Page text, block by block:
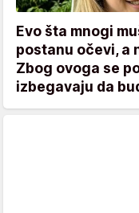
Evo šta mnogi
postanu očevi, a
Zbog ovoga se
izbegavaju da